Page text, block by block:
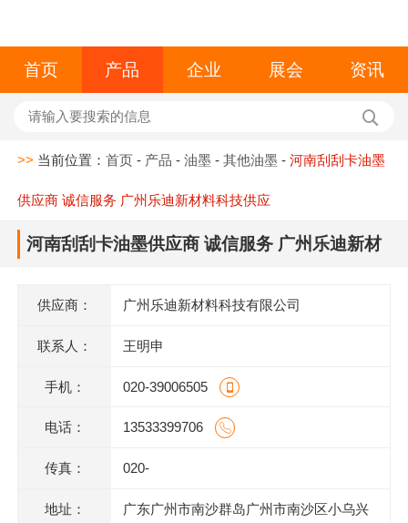
首页 产品 企业 展会 资讯
>> 当前位置：首页 - 产品 -油墨 -其他油墨 -河南刮刮卡油墨
供应商 诚信服务 广州乐迪新材料科技供应
河南刮刮卡油墨供应商 诚信服务 广州乐迪新材
供应商： 广州乐迪新材料科技有限公司
联系人： 王明申
手机： 020-39006505
电话： 13533399706
传真： 020-
地址： 广东广州市南沙群岛广州市南沙区小乌兴